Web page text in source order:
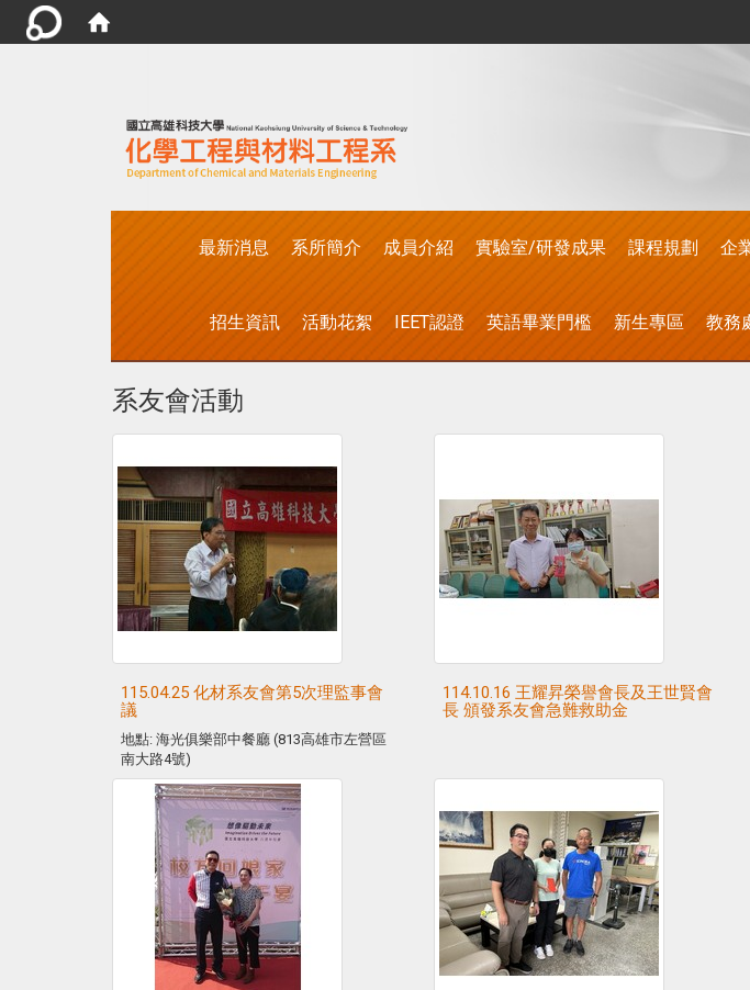
最新消息 系所簡介 成員介紹 實驗室/研發成果 課程規劃 企
招生資訊 活動花絮 IEET認證 英語畢業門檻 新生專區 教務
系友會活動
115.04.25 化材系友會第5次理監事會
議
地點: 海光俱樂部中餐廳 (813高雄市左營區
南大路4號)
114.10.16 王耀昇榮譽會長及王世賢會
長 頒發系友會急難救助金